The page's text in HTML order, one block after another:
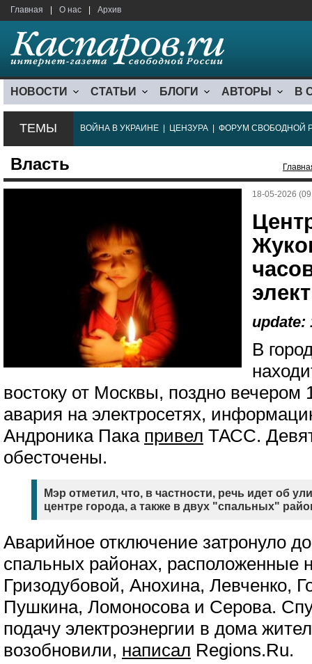
Главная О нас Архив
НОВОСТИ СТАТЬИ БЛОГИ АВТОРЫ В
ТЕМЫ ВОЙНА В УКРАИНЕ ЦЕНЗУРА ФОРУМ СВОБОДНОЙ
Власть
18-05-2026
update:
В
востоку от Москвы, поздно
авария на электросетях,
Андроника Пака привел ТАСС.
обесточены.
Мэр отметил, что, в частности, речь идет об
центре города, а также в двух "спальных"
Аварийное отключение затронуло
спальных районах, расположенные
Гризодубовой, Анохина, Левченко,
Пушкина, Ломоносова и Серова.
подачу электроэнергии в дома
возобновили, написал Regions.Ru.